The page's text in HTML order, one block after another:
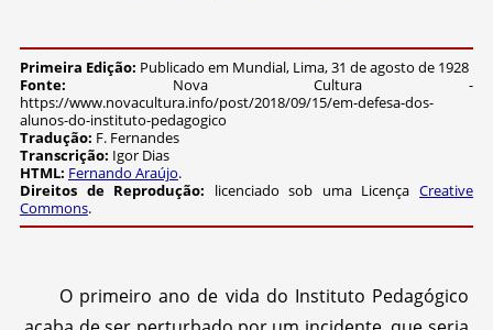
Primeira Edição: Publicado em Mundial, Lima, 31 de agosto de 1928
Fonte: Nova Cultura -
https://www.novacultura.info/post/2018/09/15/em-defesa-dos-
alunos-do-instituto-pedagogico
Tradução: F. Fernandes
Transcrição: Igor Dias
HTML: Fernando Araújo.
Direitos de Reprodução: licenciado sob uma LicençaCreative
Commons.
O primeiro ano de vida do Instituto Pedagógico